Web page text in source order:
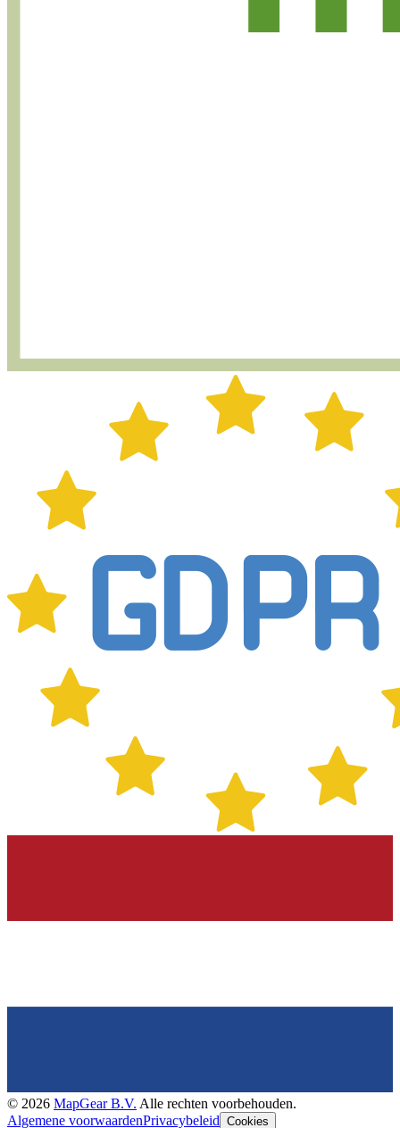
© 2026 MapGear B.V. Alle rechten voorbehouden.
Algemene voorwaardenPrivacybeleid Cookies